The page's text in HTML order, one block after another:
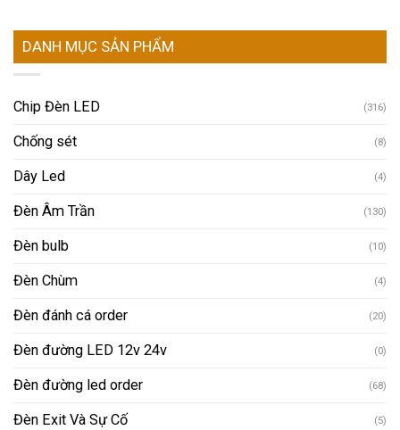
DANH MỤC SẢN PHẨM
Chip Đèn LED (316)
Chống sét (8)
Dây Led (4)
Đèn Âm Trần (130)
Đèn bulb (10)
Đèn Chùm (4)
Đèn đánh cá order (20)
Đèn đường LED 12v 24v (0)
Đèn đường led order (68)
Đèn Exit Và Sự Cố (5)